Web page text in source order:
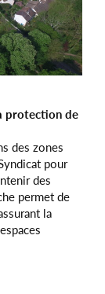
protection de
des zones
pour
des
permet de
la